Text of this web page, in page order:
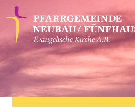
Direkt zum Inhalt